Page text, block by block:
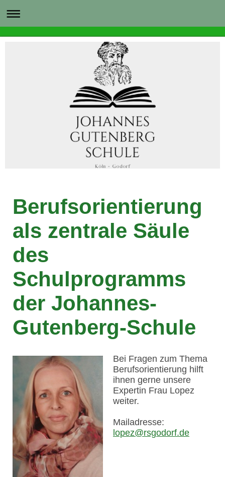
Berufsorientierung
als zentrale Säule
des
Schulprogramms
der Johannes-
Gutenberg-Schule
Bei Fragen zum Thema
Berufsorientierung hilft
ihnen gerne unsere
Expertin Frau Lopez
weiter.
Mailadresse:
lopez@rsgodorf.de